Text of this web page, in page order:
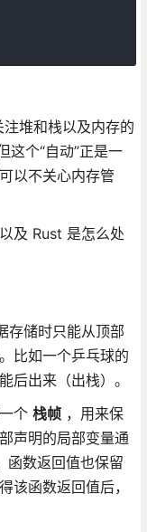
堆和栈以及内存的
这个“自动”正是一
以不关心内存管
及 Rust 是怎么处
存储时只能从顶部
比如一个乒乓球的
后出来（出栈）。
个 栈帧，用来保
声明的局部变量通
数返回值也保留
该函数返回值后，